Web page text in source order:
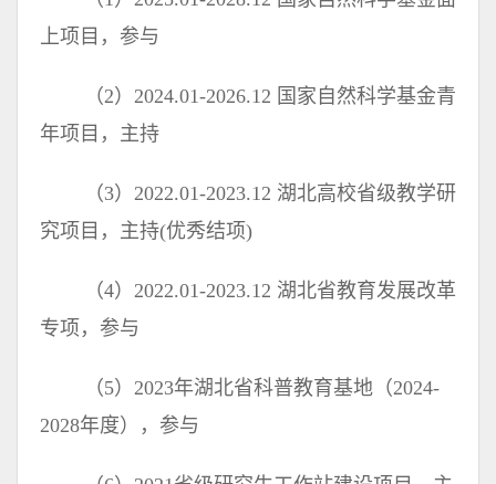
上项目，参与
（2）2024.01-2026.12 国家自然科学基金青
年项目，主持
（3）2022.01-2023.12 湖北高校省级教学研
究项目，主持(优秀结项)
（4）2022.01-2023.12 湖北省教育发展改革
专项，参与
（5）2023年湖北省科普教育基地（2024-
2028年度），参与